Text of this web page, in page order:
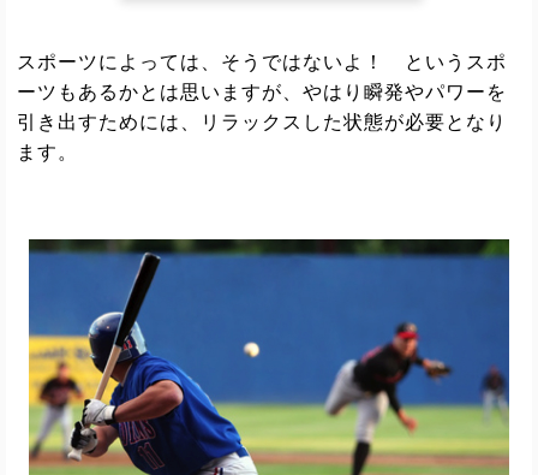
スポーツによっては、そうではないよ！ というスポ
ーツもあるかとは思いますが、やはり瞬発やパワーを
引き出すためには、リラックスした状態が必要となり
ます。